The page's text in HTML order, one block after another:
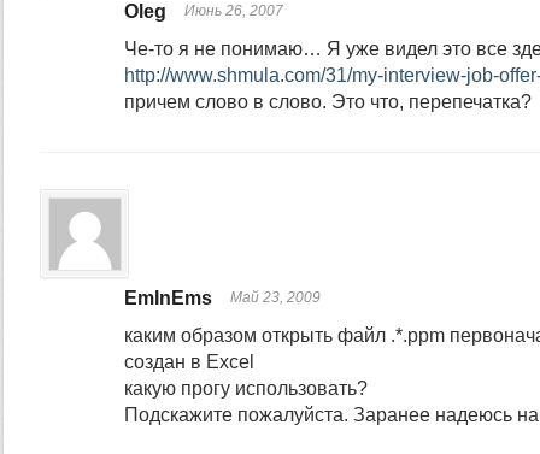
Oleg Июнь 26, 2007
Че-то я не понимаю… Я уже видел это все
http://www.shmula.com/31/my-interview-job-
причем слово в слово. Это что, перепечатка?
EmInEms Май 23, 2009
каким образом открыть файл .*.ppm
создан в Excel
какую прогу использовать?
Подскажите пожалуйста. Заранее надеюсь